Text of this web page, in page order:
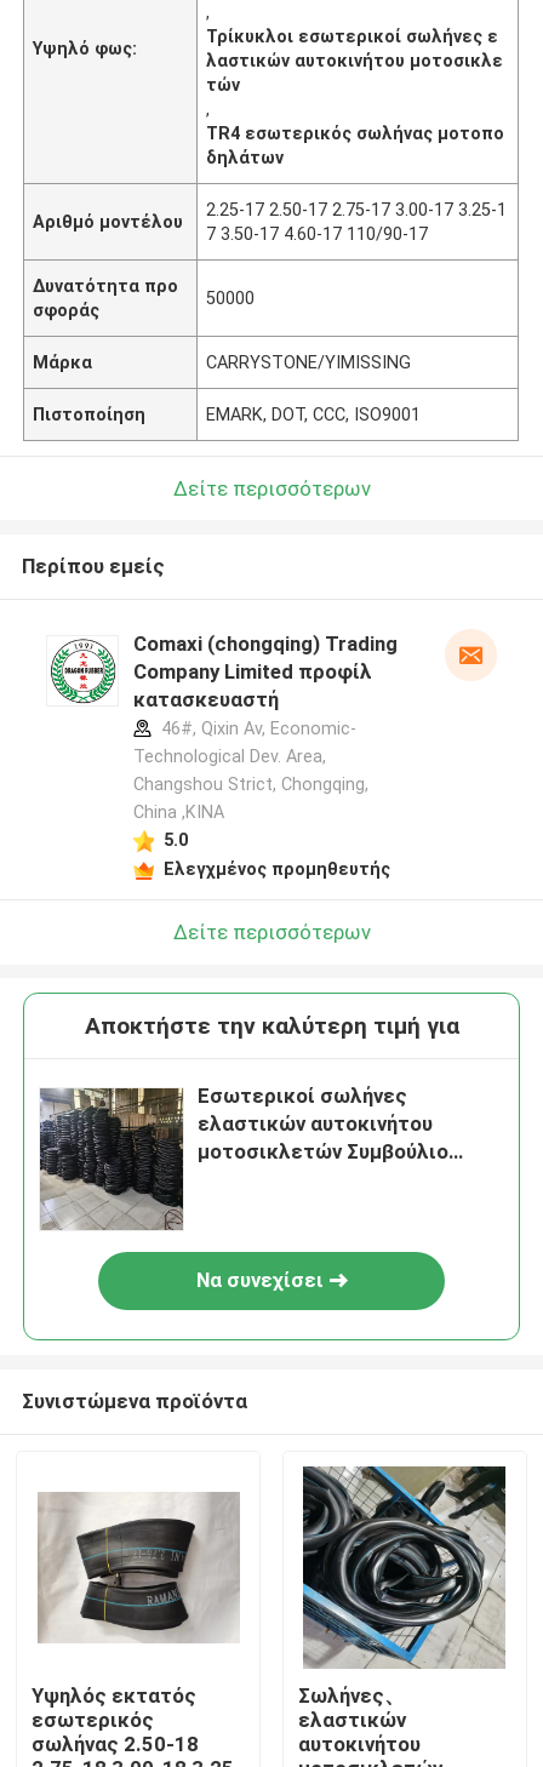
Αρχική Σελίδα
Προϊόντα
Σχετικά με εμάς
Υψηλό φως:
,
Τρίκυκλοι εσωτερικοί σωλήνες ε
λαστικών αυτοκινήτου μοτοσικλε
τών
,
TR4 εσωτερικός σωλήνας μοτοπο
δηλάτων
Αριθμό μοντέλου
2.25-17 2.50-17 2.75-17 3.00-17 3.25-1
7 3.50-17 4.60-17 110/90-17
Δυνατότητα προ
σφοράς
50000
Μάρκα CARRYSTONE/YIMISSING
Πιστοποίηση EMARK, DOT, CCC, ISO9001
Δείτε περισσότερων
Περίπου εμείς
Comaxi (chongqing) Trading
Company Limited προφίλ
κατασκευαστή
46#, Qixin Av, Economic-
Technological Dev. Area,
Changshou Strict, Chongqing,
China ,ΚΙΝΑ
5.0
Ελεγχμένος προμηθευτής
Δείτε περισσότερων
Αποκτήστε την καλύτερη τιμή για
Εσωτερικοί σωλήνες
ελαστικών αυτοκινήτου
μοτοσικλετών Συμβούλιο
Να συνεχίσει
Συνιστώμενα προϊόντα
Υψηλός εκτατός
εσωτερικός
σωλήνας 2.50-18
Σωλήνες、
ελαστικών
αυτοκινήτου